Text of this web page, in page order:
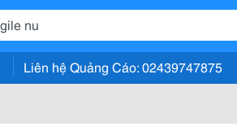
Liên hệ Quảng Cáo: 02439747875